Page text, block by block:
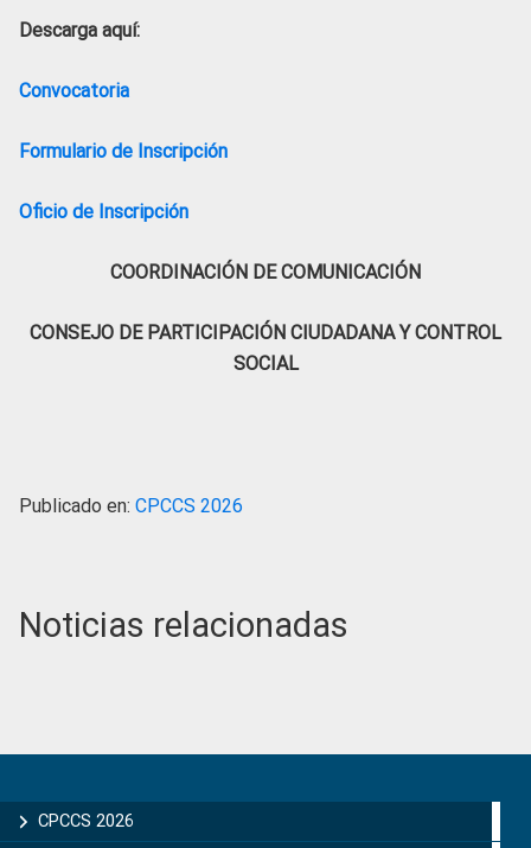
Descarga aquí:
Convocatoria
Formulario de Inscripción
Oficio de Inscripción
COORDINACIÓN DE COMUNICACIÓN
CONSEJO DE PARTICIPACIÓN CIUDADANA Y CONTROL
SOCIAL
Publicado en: CPCCS 2026
Noticias relacionadas
Sidebar
CPCCS 2026